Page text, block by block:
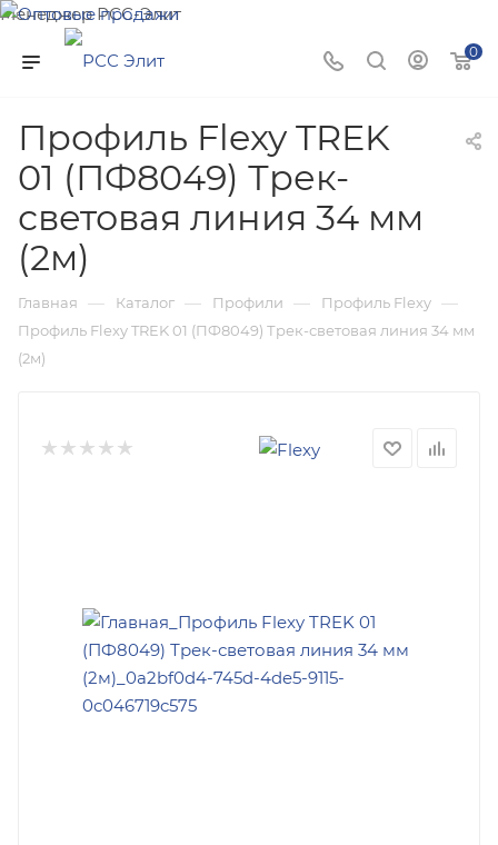
Менеджер РСС-Элит
Напишите нам и мы поможем подобрать товар именно
для Вас!
0
Профиль Flexy TREK
01 (ПФ8049) Трек-
световая линия 34 мм
(2м)
Главная — Каталог — Профили — Профиль Flexy —
Профиль Flexy TREK 01 (ПФ8049) Трек-световая линия 34 мм
(2м)